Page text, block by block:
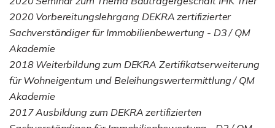
2020 Vorbereitungslehrgang DEKRA zertifizierter
Sachverständiger für Immobilienbewertung - D3 / QM
Akademie
2018 Weiterbildung zum DEKRA Zertifikatserweiterung
für Wohneigentum und Beleihungswertermittlung / QM
Akademie
2017 Ausbildung zum DEKRA zertifizierten